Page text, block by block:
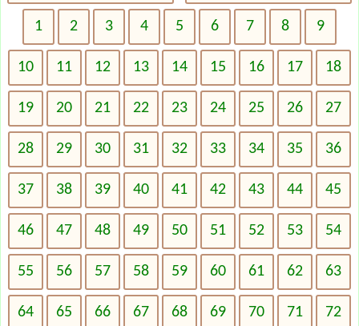
1 2 3 4 5 6 7 8 9
10 11 12 13 14 15 16 17 18
19 20 21 22 23 24 25 26 27
28 29 30 31 32 33 34 35 36
37 38 39 40 41 42 43 44 45
46 47 48 49 50 51 52 53 54
55 56 57 58 59 60 61 62 63
64 65 66 67 68 69 70 71 72